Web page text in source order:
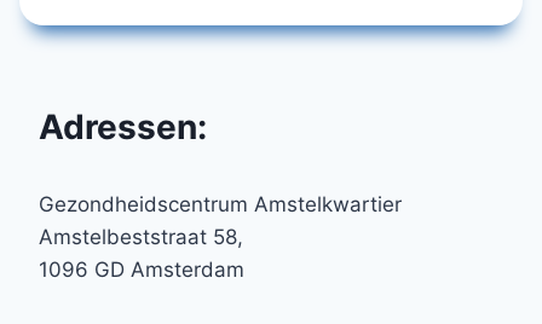
Adressen:
Gezondheidscentrum Amstelkwartier
Amstelbeststraat 58,
1096 GD Amsterdam